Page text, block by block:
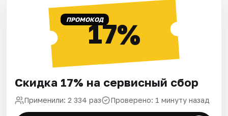
ПРОМОКОД17%
Скидка 17% на сервисный сбор
Применили: 2 334 раз Проверено: 1 минуту назад